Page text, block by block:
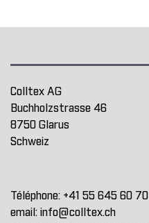
Colltex AG
Buchholzstrasse 46
8750 Glarus
Schweiz
Téléphone: +41 55 645 60 70
email: info@colltex.ch